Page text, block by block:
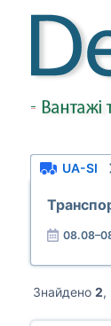
UA-SI
Знайдено 2,